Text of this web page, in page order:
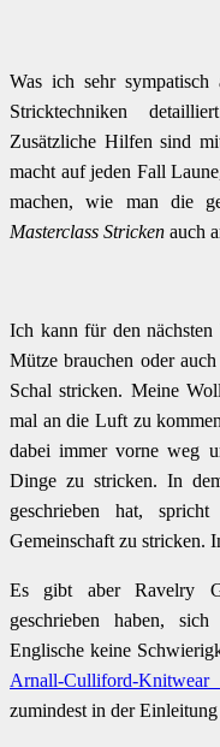
Was ich sehr
Stricktechniken
Zusätzliche Hilfen sind
macht auf jeden Fall
machen, wie man die
Masterclass Stricken auch
Ich kann für den nächsten
Mütze brauchen oder
Schal stricken. Meine
mal an die Luft zu
dabei immer vorne weg
Dinge zu stricken. In
geschrieben hat,
Gemeinschaft zu stricken.
Es gibt aber Ravelry
geschrieben haben,
Englische keine
Arnall-Culliford-
zumindest in der